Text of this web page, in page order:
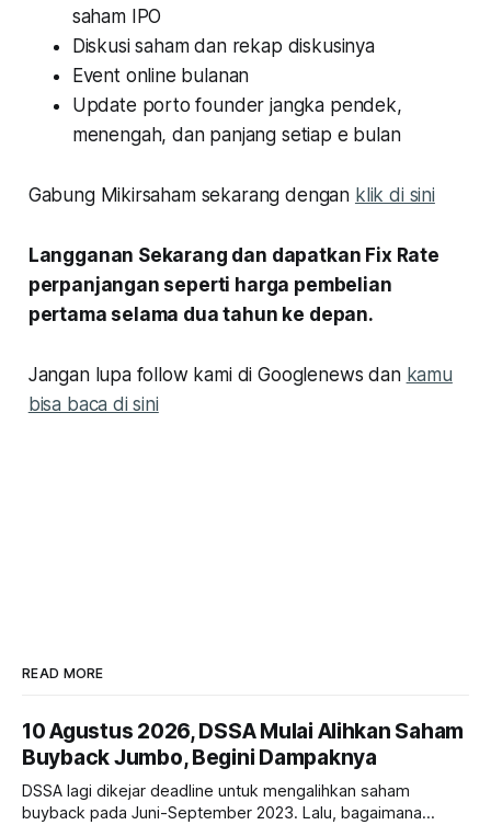
saham IPO
Diskusi saham dan rekap diskusinya
Event online bulanan
Update porto founder jangka pendek,
menengah, dan panjang setiap e bulan
Gabung Mikirsaham sekarang dengan klik di sini
Langganan Sekarang dan dapatkan Fix Rate
perpanjangan seperti harga pembelian
pertama selama dua tahun ke depan.
Jangan lupa follow kami di Googlenews dan kamu
bisa baca di sini
READ MORE
10 Agustus 2026, DSSA Mulai Alihkan Saham
Buyback Jumbo, Begini Dampaknya
DSSA lagi dikejar deadline untuk mengalihkan saham
buyback pada Juni-September 2023. Lalu, bagaimana